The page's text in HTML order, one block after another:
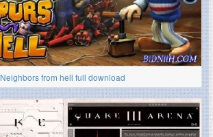
Neighbors from hell full download